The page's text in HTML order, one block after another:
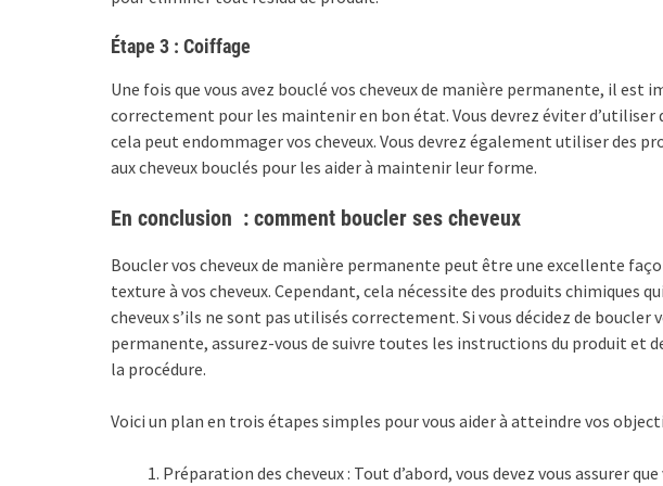
Étape 3 : Coiffage
Une fois que vous avez bouclé vos cheveux de manière permanente, il est
correctement pour les maintenir en bon état. Vous devrez éviter d’utiliser
cela peut endommager vos cheveux. Vous devrez également utiliser des
aux cheveux bouclés pour les aider à maintenir leur forme.
En conclusion : comment boucler ses cheveux
Boucler vos cheveux de manière permanente peut être une excellente
texture à vos cheveux. Cependant, cela nécessite des produits chimiques
cheveux s’ils ne sont pas utilisés correctement. Si vous décidez de boucler
permanente, assurez-vous de suivre toutes les instructions du produit et
la procédure.
Voici un plan en trois étapes simples pour vous aider à atteindre vos
Préparation des cheveux : Tout d’abord, vous devez vous assurer